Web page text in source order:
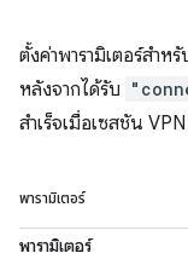
ตั้งค่าพารามิเตอร์สำ
หลังจากได้รับ
สำเร็จเมื่อเซสชัน
พารามิเตอร์
พารามิเตอร์